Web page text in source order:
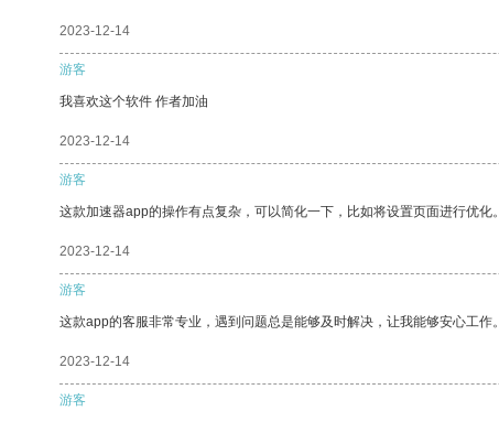
2023-12-14
游客
我喜欢这个软件 作者加油
2023-12-14
游客
这款加速器app的操作有点复杂，可以简化一下，比如将设置页面进行优化。
2023-12-14
游客
这款app的客服非常专业，遇到问题总是能够及时解决，让我能够安心工作。
2023-12-14
游客